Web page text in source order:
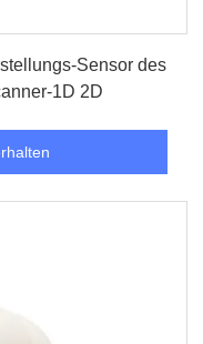
Sensor des
1D 2D